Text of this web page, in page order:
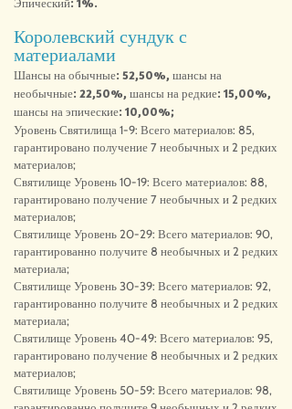
Эпический: 1%.
Королевский сундук с
материалами
Шансы на обычные: 52,50%, шансы на
необычные: 22,50%, шансы на редкие: 15,00%,
шансы на эпические: 10,00%;
Уровень Святилища 1-9: Всего материалов: 85,
гарантировано получение 7 необычных и 2 редких
материалов;
Святилище Уровень 10-19: Всего материалов: 88,
гарантировано получение 7 необычных и 2 редких
материалов;
Святилище Уровень 20-29: Всего материалов: 90,
гарантированно получите 8 необычных и 2 редких
материала;
Святилище Уровень 30-39: Всего материалов: 92,
гарантированно получите 8 необычных и 2 редких
материала;
Святилище Уровень 40-49: Всего материалов: 95,
гарантировано получение 8 необычных и 2 редких
материалов;
Святилище Уровень 50-59: Всего материалов: 98,